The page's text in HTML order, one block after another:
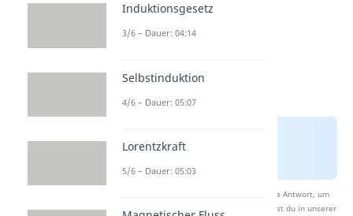
Nach Beantwortung speichern wir deine Antwort, um
Studyflix zu verbessern. Mehr dazu erfährst du in unserer
Induktionsgesetz
3/6 – Dauer: 04:14
Selbstinduktion
4/6 – Dauer: 05:07
Lorentzkraft
5/6 – Dauer: 05:03